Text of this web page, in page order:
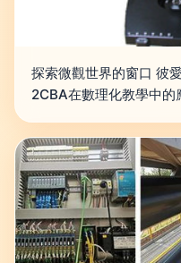
探索微觀世界的窗口 彼
2CBA在數理化教學中的